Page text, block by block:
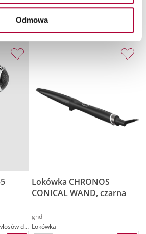
Odmowa
Prostownica
Profesjonalna suszarka do włosów dla fryzjerów męskich i barberów
Lokówka CHRONOS
CONICAL WAND, czarna
ghd
Lokówka